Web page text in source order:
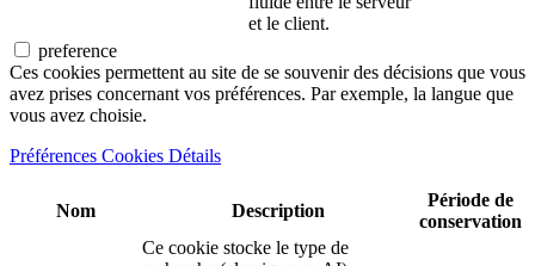
et le client.
preference
Ces cookies permettent au site de se souvenir des décisions que vous
avez prises concernant vos préférences. Par exemple, la langue que
vous avez choisie.
Préférences Cookies Détails
Nom Description
Période de
conservation
Ce cookie stocke le type de